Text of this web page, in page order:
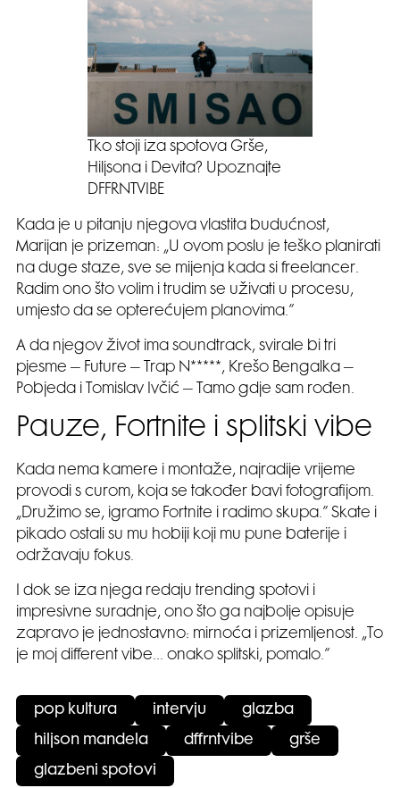
Tko stoji iza spotova Grše,
Hiljsona i Devita? Upoznajte
DFFRNTVIBE
Kada je u pitanju njegova vlastita budućnost,
Marijan je prizeman: „U ovom poslu je teško planirati
na duge staze, sve se mijenja kada si freelancer.
Radim ono što volim i trudim se uživati u procesu,
umjesto da se opterećujem planovima.”
A da njegov život ima soundtrack, svirale bi tri
pjesme – Future – Trap N*****, Krešo Bengalka –
Pobjeda i Tomislav Ivčić – Tamo gdje sam rođen.
Pauze, Fortnite i splitski vibe
Kada nema kamere i montaže, najradije vrijeme
provodi s curom, koja se također bavi fotografijom.
„Družimo se, igramo Fortnite i radimo skupa.” Skate i
pikado ostali su mu hobiji koji mu pune baterije i
održavaju fokus.
I dok se iza njega redaju trending spotovi i
impresivne suradnje, ono što ga najbolje opisuje
zapravo je jednostavno: mirnoća i prizemljenost. „To
je moj different vibe… onako splitski, pomalo.”
pop kultura intervju glazba
hiljson mandela dffrntvibe grše
glazbeni spotovi